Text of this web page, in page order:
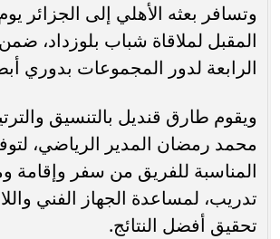
المقبل لملاقاة شباب بلوزداد،
الرابعة لدور المجموعات بدوري
ويقوم طارق قنديل بالتنسيق
محمد رمضان المدير الرياضي،
المناسبة للفريق من سفر وإقامة
تدريب، لمساعدة الجهاز الفني
تحقيق أفضل النتائج.